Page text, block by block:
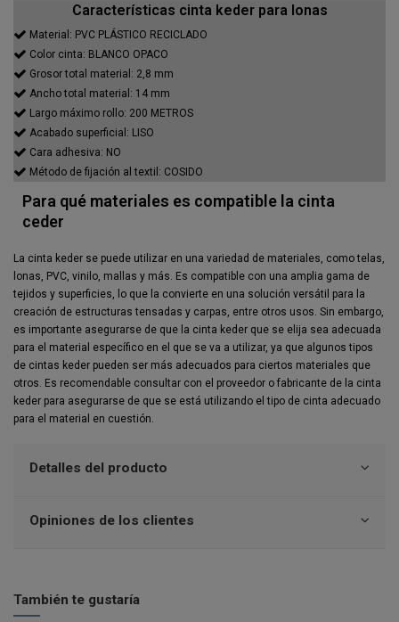
Características cinta keder para lonas
Material: PVC PLÁSTICO RECICLADO
Color cinta: BLANCO OPACO
Grosor total material: 2,8 mm
Ancho total material: 14 mm
Largo máximo rollo: 200 METROS
Acabado superficial: LISO
Cara adhesiva: NO
Método de fijación al textil: COSIDO
Para qué materiales es compatible la cinta
ceder
La cinta keder se puede utilizar en una variedad de materiales, como telas,
lonas, PVC, vinilo, mallas y más. Es compatible con una amplia gama de
tejidos y superficies, lo que la convierte en una solución versátil para la
creación de estructuras tensadas y carpas, entre otros usos. Sin embargo,
es importante asegurarse de que la cinta keder que se elija sea adecuada
para el material específico en el que se va a utilizar, ya que algunos tipos
de cintas keder pueden ser más adecuados para ciertos materiales que
otros. Es recomendable consultar con el proveedor o fabricante de la cinta
keder para asegurarse de que se está utilizando el tipo de cinta adecuado
para el material en cuestión.
Detalles del producto
Opiniones de los clientes
También te gustaría